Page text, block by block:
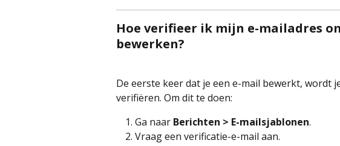
Hoe verifieer ik mijn e-mailadres
bewerken?
De eerste keer dat je een e-mail bewerkt, wordt
verifiëren. Om dit te doen:
Ga naar Berichten > E-mailsjablonen.
Vraag een verificatie-e-mail aan.